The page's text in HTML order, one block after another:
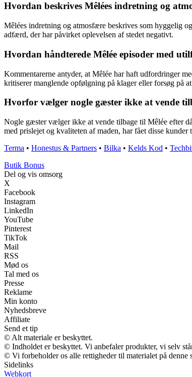
Hvordan beskrives Mêlées indretning og
Mêlées indretning og atmosfære beskrives som hyggelig
adfærd, der har påvirket oplevelsen af stedet negativt.
Hvordan håndterede Mêlée episoder med
Kommentarerne antyder, at Mêlée har haft udfordringer
kritiserer manglende opfølgning på klager eller forsøg på
Hvorfor vælger nogle gæster ikke at vende
Nogle gæster vælger ikke at vende tilbage til Mêlée efter
med prislejet og kvaliteten af maden, har fået disse
Terma • Honestus & Partners • Bilka • Kelds Kod •
Butik Bonus
Del og vis omsorg
X
Facebook
Instagram
LinkedIn
YouTube
Pinterest
TikTok
Mail
RSS
Mød os
Tal med os
Presse
Reklame
Min konto
Nyhedsbreve
Affiliate
Send et tip
© Alt materiale er beskyttet.
© Indholdet er beskyttet. Vi anbefaler produkter, vi selv
© Vi forbeholder os alle rettigheder til materialet på
Sidelinks
Webkort